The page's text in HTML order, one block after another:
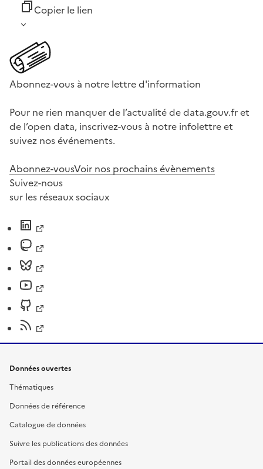
Copier le lien
Abonnez-vous à notre lettre d'information
Pour ne rien manquer de l’actualité de data.gouv.fr et
de l’open data, inscrivez-vous à notre infolettre et
suivez nos événements.
Abonnez-vousVoir nos prochains évènements
Suivez-nous
sur les réseaux sociaux
Données ouvertes
Thématiques
Données de référence
Catalogue de données
Suivre les publications des données
Portail des données européennes